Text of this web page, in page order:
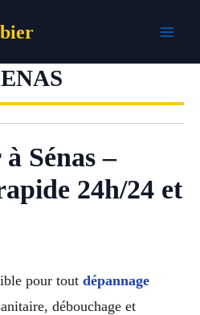
Sénas –
24h/24 et
pour tout dépannage
débouchage et